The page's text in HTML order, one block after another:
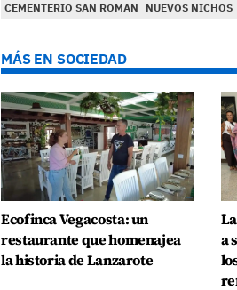
CEMENTERIO SAN ROMAN
NUEVOS NICHOS
MÁS EN SOCIEDAD
Ecofinca Vegacosta: un
restaurante que homenajea
la historia de Lanzarote
a